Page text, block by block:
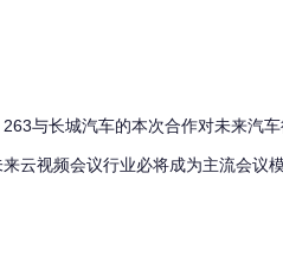
与长城汽车的本次合作对未来汽车
云视频会议行业必将成为主流会议模